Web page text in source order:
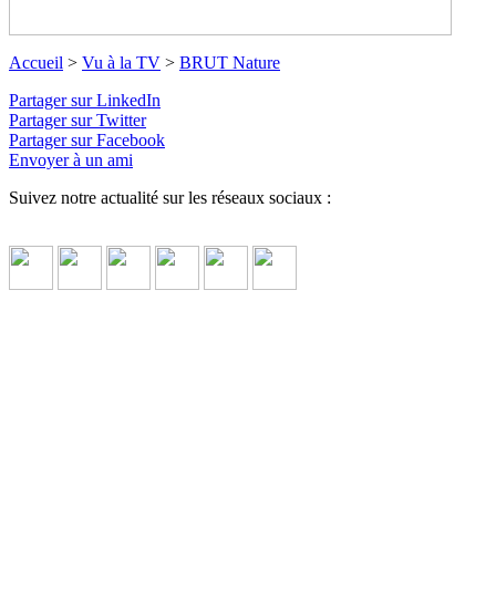
BRUT Nature
↓ Lire le descriptif détaillé plus bas ↓
Accueil > Vu à la TV > BRUT Nature
Partager sur LinkedIn
Partager sur Twitter
Partager sur Facebook
Envoyer à un ami
Suivez notre actualité sur les réseaux sociaux :